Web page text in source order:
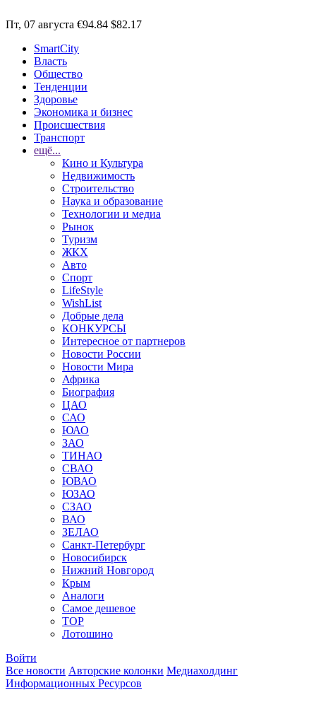
Пт, 07 августа €94.84 $82.17
SmartCity
Власть
Общество
Тенденции
Здоровье
Экономика и бизнес
Происшествия
Транспорт
ещё...
Кино и Культура
Недвижимость
Строительство
Наука и образование
Технологии и медиа
Рынок
Туризм
ЖКХ
Авто
Спорт
LifeStyle
WishList
Добрые дела
КОНКУРСЫ
Интересное от партнеров
Новости России
Новости Мира
Африка
Биография
ЦАО
САО
ЮАО
ЗАО
ТИНАО
СВАО
ЮВАО
ЮЗАО
СЗАО
ВАО
ЗЕЛАО
Санкт-Петербург
Новосибирск
Нижний Новгород
Крым
Аналоги
Самое дешевое
TOP
Лотошино
Войти
Все новости Авторские колонки Медиахолдинг
Информационных Ресурсов